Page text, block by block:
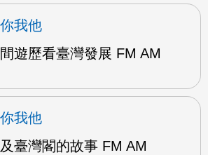
我他
遊歷看臺灣發展 FM AM
我他
臺灣閣的故事 FM AM